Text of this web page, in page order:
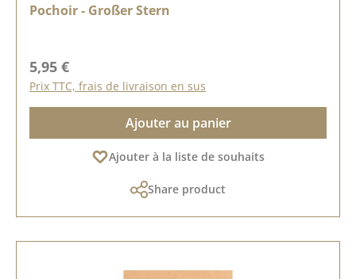
Pochoir - Großer Stern
Prix régulier :
5,95 €
Prix TTC, frais de livraison en sus
Ajouter au panier
Ajouter à la liste de souhaits
Share product